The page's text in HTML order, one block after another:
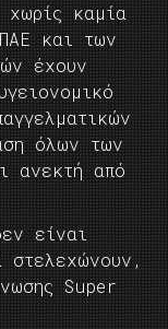
χωρίς καμία
και των
έχουν
όλων των
ανεκτή από
είναι
Super